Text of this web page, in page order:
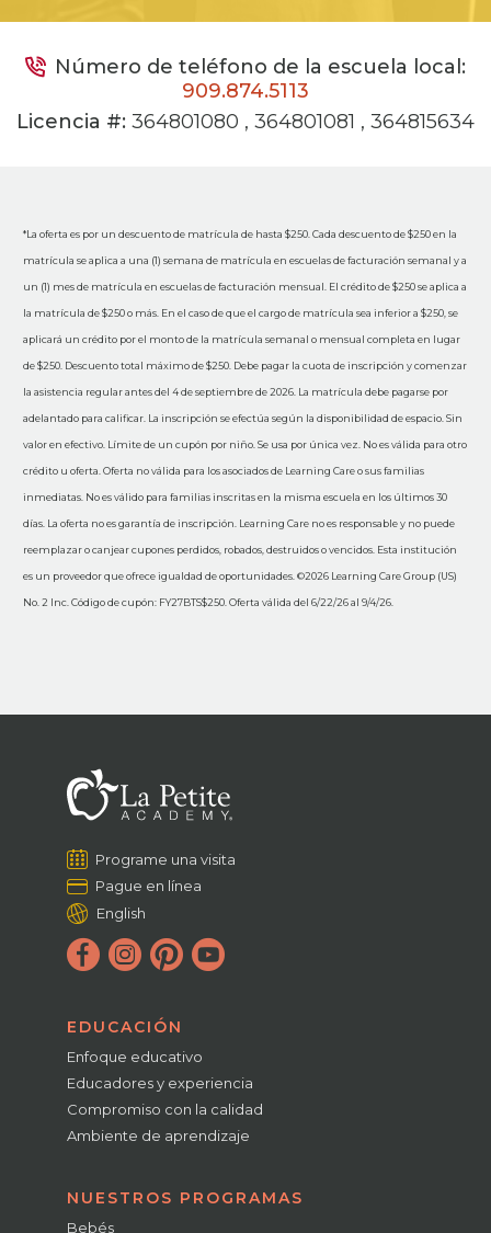
Número de teléfono de la escuela local:
909.874.5113
Licencia #: 364801080 , 364801081 , 364815634
*La oferta es por un descuento de matrícula de hasta $250. Cada descuento de $250 en la
matrícula se aplica a una (1) semana de matrícula en escuelas de facturación semanal y a
un (1) mes de matrícula en escuelas de facturación mensual. El crédito de $250 se aplica a
la matrícula de $250 o más. En el caso de que el cargo de matrícula sea inferior a $250, se
aplicará un crédito por el monto de la matrícula semanal o mensual completa en lugar
de $250. Descuento total máximo de $250. Debe pagar la cuota de inscripción y comenzar
la asistencia regular antes del 4 de septiembre de 2026. La matrícula debe pagarse por
adelantado para calificar. La inscripción se efectúa según la disponibilidad de espacio. Sin
valor en efectivo. Límite de un cupón por niño. Se usa por única vez. No es válida para otro
crédito u oferta. Oferta no válida para los asociados de Learning Care o sus familias
inmediatas. No es válido para familias inscritas en la misma escuela en los últimos 30
días. La oferta no es garantía de inscripción. Learning Care no es responsable y no puede
reemplazar o canjear cupones perdidos, robados, destruidos o vencidos. Esta institución
es un proveedor que ofrece igualdad de oportunidades. ©2026 Learning Care Group (US)
No. 2 Inc. Código de cupón: FY27BTS$250. Oferta válida del 6/22/26 al 9/4/26.
Programe una visita
Pague en línea
English
EDUCACIÓN
Enfoque educativo
Educadores y experiencia
Compromiso con la calidad
Ambiente de aprendizaje
NUESTROS PROGRAMAS
Bebés